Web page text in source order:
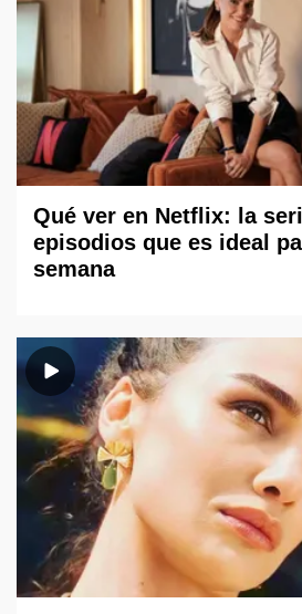
Qué ver en Netflix: la
episodios que es ideal
semana